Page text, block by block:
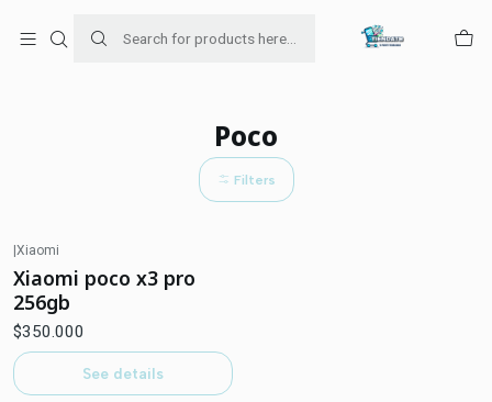
+56954787534
Poco
Filters
|Xiaomi
Xiaomi poco x3 pro
256gb
$350.000
See details